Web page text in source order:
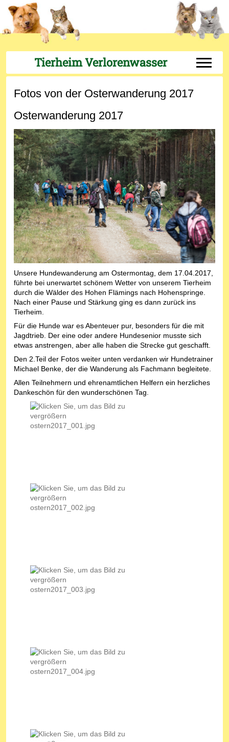
Tierheim Verlorenwasser Off-
Fotos von der Osterwanderung 2017
Osterwanderung 2017
Unsere Hundewanderung am Ostermontag, dem 17.04.2017,
führte bei unerwartet schönem Wetter von unserem Tierheim
durch die Wälder des Hohen Flämings nach Hohenspringe.
Nach einer Pause und Stärkung ging es dann zurück ins
Tierheim.
Für die Hunde war es Abenteuer pur, besonders für die mit
Jagdtrieb. Der eine oder andere Hundesenior musste sich
etwas anstrengen, aber alle haben die Strecke gut geschafft.
Den 2.Teil der Fotos weiter unten verdanken wir Hundetrainer
Michael Benke, der die Wanderung als Fachmann begleitete.
Allen Teilnehmern und ehrenamtlichen Helfern ein herzliches
Dankeschön für den wunderschönen Tag.